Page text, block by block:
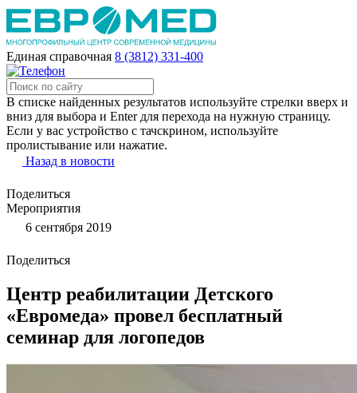
Единая справочная 8 (3812) 331-400
В списке найденных результатов используйте стрелки вверх и
вниз для выбора и Enter для перехода на нужную страницу.
Если у вас устройство с тачскрином, используйте
пролистывание или нажатие.
Назад в новости
Поделиться
Мероприятия
6 сентября 2019
Поделиться
Центр реабилитации Детского
«Евромеда» провел бесплатный
семинар для логопедов